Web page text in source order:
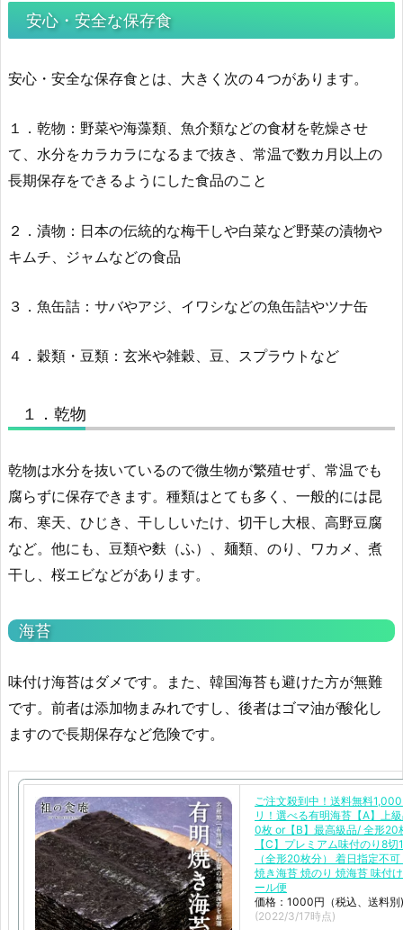
安心・安全な保存食
安心・安全な保存食とは、大きく次の４つがあります。
１．乾物：野菜や海藻類、魚介類などの食材を乾燥させ
て、水分をカラカラになるまで抜き、常温で数カ月以上の
長期保存をできるようにした食品のこと
２．漬物：日本の伝統的な梅干しや白菜など野菜の漬物や
キムチ、ジャムなどの食品
３．魚缶詰：サバやアジ、イワシなどの魚缶詰やツナ缶
４．穀類・豆類：玄米や雑穀、豆、スプラウトなど
１．乾物
乾物は水分を抜いているので微生物が繁殖せず、常温でも
腐らずに保存できます。種類はとても多く、一般的には昆
布、寒天、ひじき、干ししいたけ、切干し大根、高野豆腐
など。他にも、豆類や麩（ふ）、麺類、のり、ワカメ、煮
干し、桜エビなどがあります。
海苔
味付け海苔はダメです。また、韓国海苔も避けた方が無難
です。前者は添加物まみれですし、後者はゴマ油が酸化し
ますので長期保存など危険です。
ご注文殺到中！送料無料
リ！選べる有明海苔【A】上
0枚 or【B】最高級品/ 全形20
【C】プレミアム味付のり8切
（全形20枚分） 着日指定不
焼き海苔 焼のり 焼海苔 味付
ール便
価格：1000円（税込、送料別)
(2022/3/17時点)